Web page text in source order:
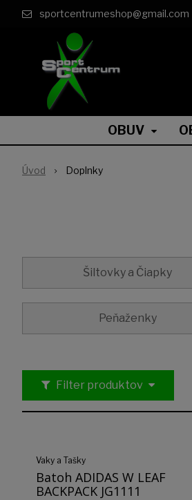
sportcentrumeshop@gmail.com
OBUV
Úvod Doplnky
Šiltovky a Čiapky
Peňaženky
Filter produktov
Vaky a Tašky
Batoh ADIDAS W LEAF
BACKPACK JG1111